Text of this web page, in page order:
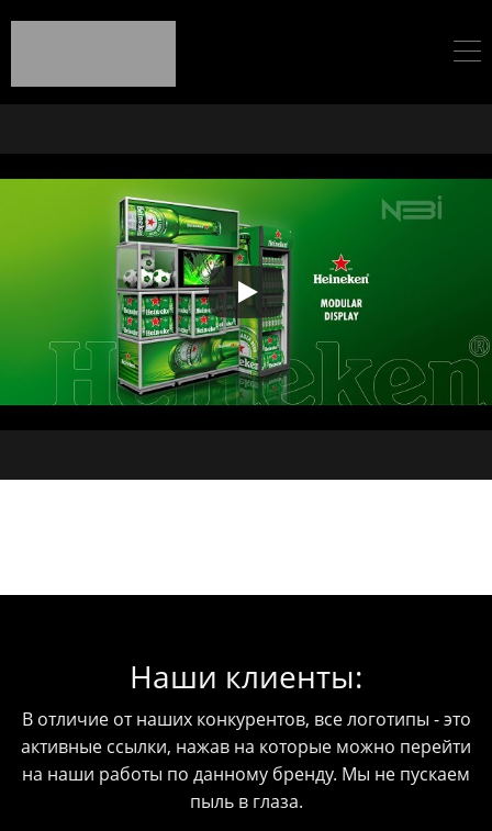
Наши клиенты:
В отличие от наших конкурентов, все логотипы - это
активные ссылки, нажав на которые можно перейти
на наши работы по данному бренду. Мы не пускаем
пыль в глаза.